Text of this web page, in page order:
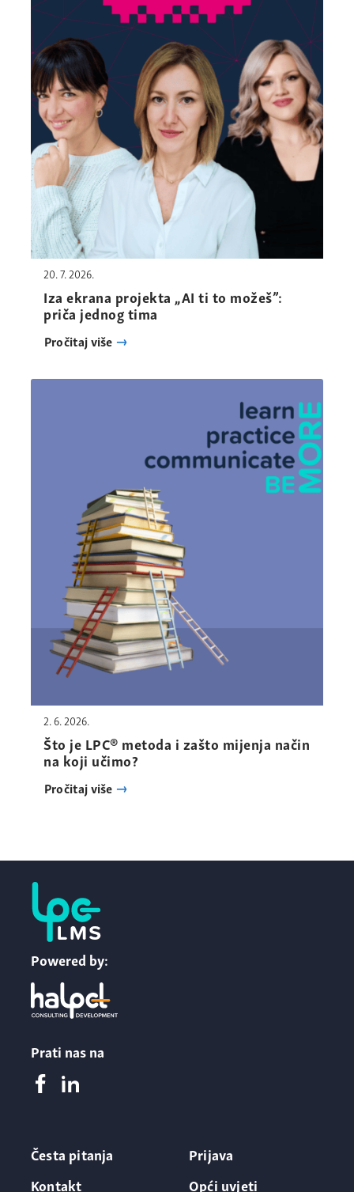
20. 7. 2026.
Iza ekrana projekta „AI ti to možeš”:
priča jednog tima
Pročitaj više
2. 6. 2026.
Što je LPC® metoda i zašto mijenja način
na koji učimo?
Pročitaj više
Powered by:
Prati nas na
Česta pitanja
Kontakt
Prijava
Opći uvjeti